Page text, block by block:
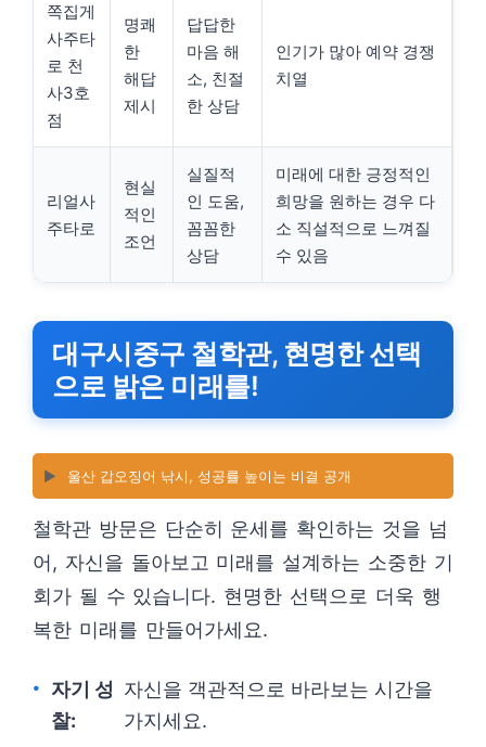
쪽집게
사주타
로 천
사3호
점
명쾌
한
해답
제시
답답한
마음 해
소, 친절
한 상담
인기가 많아 예약 경쟁
치열
리얼사
주타로
현실
적인
조언
실질적
인 도움,
꼼꼼한
상담
미래에 대한 긍정적인
희망을 원하는 경우 다
소 직설적으로 느껴질
수 있음
대구시중구 철학관, 현명한 선택
으로 밝은 미래를!
▶️ 울산 갑오징어 낚시, 성공률 높이는 비결 공개
철학관 방문은 단순히 운세를 확인하는 것을 넘
어, 자신을 돌아보고 미래를 설계하는 소중한 기
회가 될 수 있습니다. 현명한 선택으로 더욱 행
복한 미래를 만들어가세요.
자기 성
찰:
자신을 객관적으로 바라보는 시간을
가지세요.